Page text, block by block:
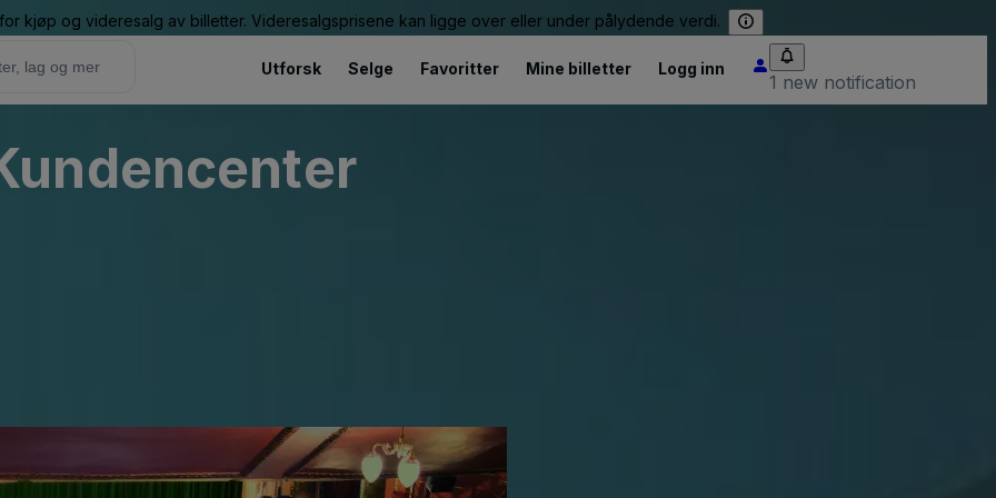
kjøp og videresalg av billetter. Videresalgsprisene kan ligge over eller under pålydende verdi.
Utforsk Selge Favoritter Mine billetter Logg inn
1 new notification